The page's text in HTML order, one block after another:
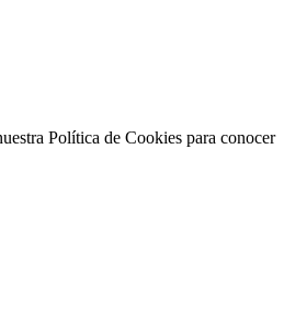
Política de Cookies para conocer